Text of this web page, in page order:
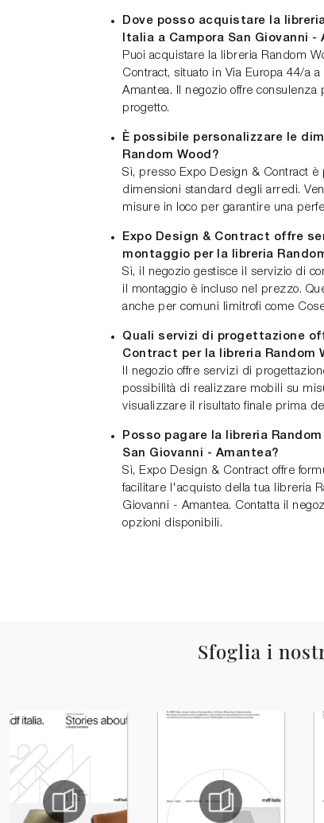
Dove posso acquistare la
Italia a Campora San Giovanni -
Puoi acquistare la libreria Random
Contract, situato in Via Europa 44/a
Amantea. Il negozio offre
progetto.
È possibile personalizzare le
Random Wood?
Sì, presso Expo Design & Contract
dimensioni standard degli arredi.
misure in loco per garantire una
Expo Design & Contract offre
montaggio per la libreria
Sì, il negozio gestisce il servizio di
il montaggio è incluso nel prezzo.
anche per comuni limitrofi come
Quali servizi di progettazione
Contract per la libreria Random
Il negozio offre servizi di
possibilità di realizzare mobili su
visualizzare il risultato finale prima
Posso pagare la libreria
San Giovanni - Amantea?
Sì, Expo Design & Contract offre
facilitare l'acquisto della tua libreria
Giovanni - Amantea. Contatta il
opzioni disponibili.
Sfoglia i